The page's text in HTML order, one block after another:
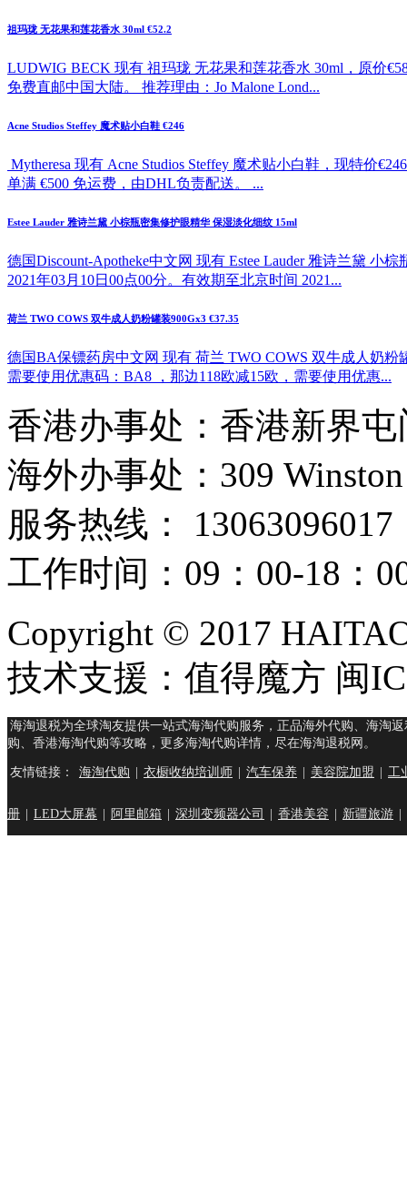
祖玛珑 无花果和莲花香水 30ml €52.2
LUDWIG BECK 现有 祖玛珑 无花果和莲花香水 30ml，原价
免费直邮中国大陆。 推荐理由：Jo Malone Lond...
Acne Studios Steffey 魔术贴小白鞋 €246
Mytheresa 现有 Acne Studios Steffey 魔术贴小白鞋，现特价
单满 €500 免运费，由DHL负责配送。 ...
Estee Lauder 雅诗兰黛 小棕瓶密集修护眼精华 保湿淡化细纹 15ml
德国Discount-Apotheke中文网 现有 Estee Lauder 雅诗兰黛 小
2021年03月10日00点00分。有效期至北京时间 2021...
荷兰 TWO COWS 双牛成人奶粉罐装900Gx3 €37.35
德国BA保镖药房中文网 现有 荷兰 TWO COWS 双牛成人奶
需要使用优惠码：BA8 ，那边118欧减15欧，需要使用优惠...
香港办事处：香港新界
海外办事处：309
服务热线： 13063096017
工作时间：09：00-18：
Copyright © 2017
技术支援：值得魔方 闽
海淘退税为全球淘友提供一站式海淘代购服务，正品海外代购、海淘
购、香港海淘代购等攻略，更多海淘代购详情，尽在海淘退税网。
友情链接： 海淘代购 衣橱收纳培训师 汽车保养 美容院加盟 工
册 LED大屏幕 阿里邮箱 深圳变频器公司 香港美容 新疆旅游